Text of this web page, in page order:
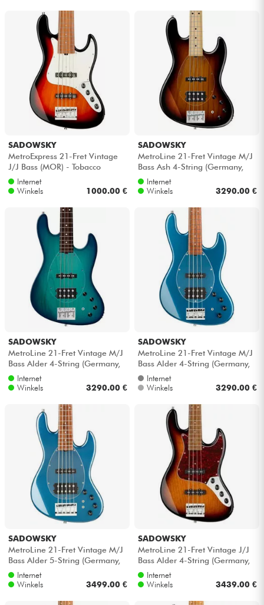
Bekijk onze merken
SADOWSKY
MetroExpress 21-Fret Vintage
J/J Bass (MOR) - Tobacco
sunburst
Internet
Winkels
1000.00 €
SADOWSKY
MetroLine 21-Fret Vintage M/J
Bass Ash 4-String (Germany,
MN) - '59 burst transparent
Internet
Winkels
3290.00 €
SADOWSKY
MetroLine 21-Fret Vintage M/J
Bass Alder 4-String (Germany,
MOR) - Bora blue burst satin
Internet
Winkels
3290.00 €
SADOWSKY
MetroLine 21-Fret Vintage M/J
Bass Alder 4-String (Germany,
MOR) - Dark lake placid blu...
Internet
Winkels
3290.00 €
SADOWSKY
MetroLine 21-Fret Vintage M/J
Bass Alder 5-String (Germany,
MOR) - Dark lake placid blu...
Internet
Winkels
3499.00 €
SADOWSKY
MetroLine 21-Fret Vintage J/J
Bass Alder 4-String (Germany,
MOR) - '59 burst transparent
Internet
Winkels
3439.00 €